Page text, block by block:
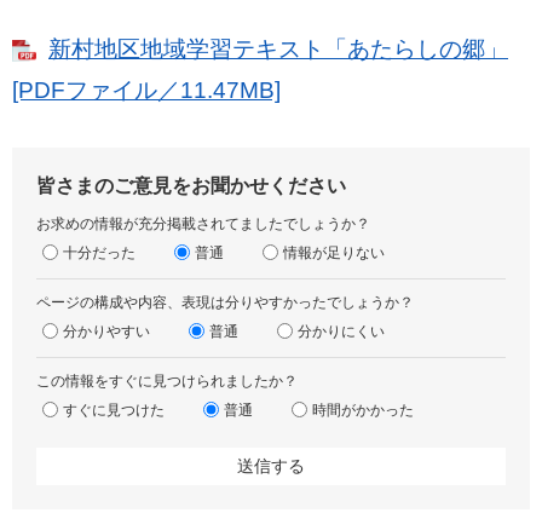
新村地区地域学習テキスト「あたらしの郷」
[PDFファイル／11.47MB]
皆さまのご意見をお聞かせください
お求めの情報が充分掲載されてましたでしょうか？
十分だった
普通 情報が足りない
ページの構成や内容、表現は分りやすかったでしょうか？
分かりやすい
普通 分かりにくい
この情報をすぐに見つけられましたか？
すぐに見つけた
普通 時間がかかった